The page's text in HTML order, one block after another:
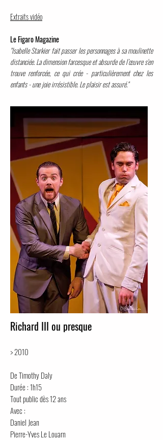
Extraits vidéo
Le Figaro Magazine
"Isabelle Starkier fait passer les personnages à sa moulinette
distanciée. La dimension farcesque et absurde de l’œuvre s'en
trouve renforcée, ce qui crée - particulièrement chez les
enfants - une joie irrésistible. Le plaisir est assuré."
Richard III ou presque
> 2010
De Timothy Daly
Durée : 1h15
Tout public dès 12 ans
Avec :
Daniel Jean
Pierre-Yves Le Louarn